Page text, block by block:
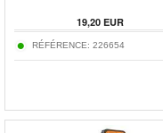
19,20EUR
RÉFÉRENCE: 226654